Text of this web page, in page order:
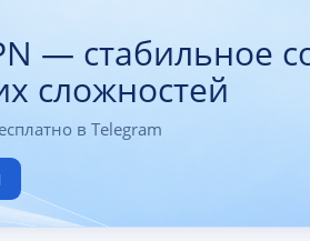
— стабильное
сложностей
в Telegram